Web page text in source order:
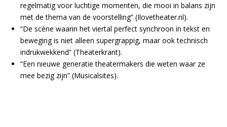
regelmatig voor luchtige momenten, die mooi in balans zijn
met de thema van de voorstelling” (Ilovetheater.nl).
“De scène waarin het viertal perfect synchroon in tekst en
beweging is niet alleen supergrappig, maar ook technisch
indrukwekkend” (Theaterkrant).
“Een nieuwe generatie theatermakers die weten waar ze
mee bezig zijn” (Musicalsites).